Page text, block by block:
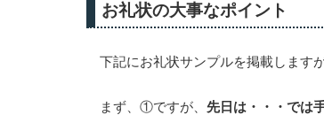
お礼状の大事なポイント
下記にお礼状サンプルを掲載します
まず、①ですが、 先日は・・・では